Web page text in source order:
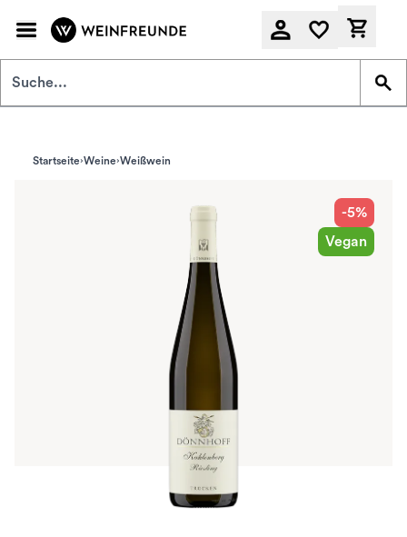
Startseite Weine Weißwein
-5%
Vegan